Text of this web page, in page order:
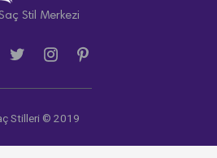
Saç Stil Merkezi
Stilleri © 2019